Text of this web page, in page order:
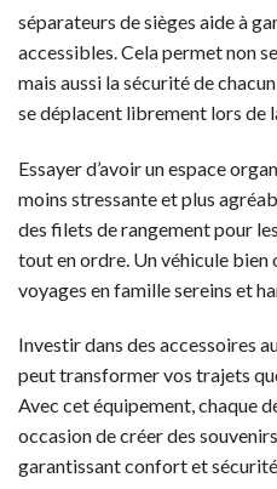
séparateurs de sièges aide à
accessibles. Cela permet non
mais aussi la sécurité de
se déplacent librement lors de
Essayer d’avoir un espace
moins stressante et plus
des filets de rangement pour
tout en ordre. Un véhicule bien
voyages en famille sereins et
Investir dans des accessoires
peut transformer vos trajets
Avec cet équipement, chaque
occasion de créer des
garantissant confort et